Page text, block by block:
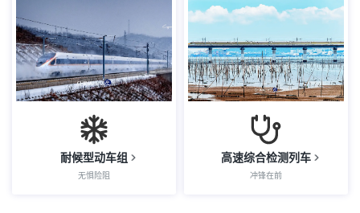
耐候型动车组
无惧险阻
高速综合检测列车
冲锋在前